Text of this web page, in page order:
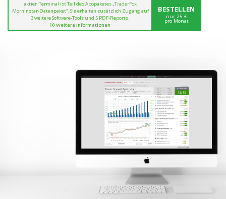
aktien Terminal ist Teil des Abopaketes „TraderFox
Morninstar-Datenpaket“. Sie erhalten zusätzlich Zugang auf
3 weitere Software-Tools und 5 PDF-Reports.
Weitere Informationen
BESTELLEN
nur 25 €
pro Monat